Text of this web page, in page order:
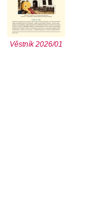
Věstník 2026/01